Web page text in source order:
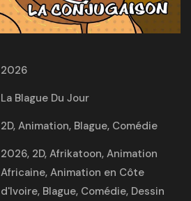
2026
La Blague Du Jour
2D, Animation, Blague, Comédie
2026, 2D, Afrikatoon, Animation
Africaine, Animation en Côte
d'Ivoire, Blague, Comédie, Dessin